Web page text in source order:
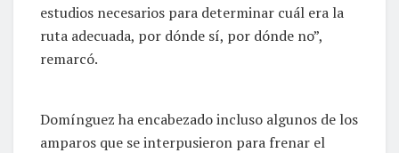
estudios necesarios para determinar cuál era la
ruta adecuada, por dónde sí, por dónde no”,
remarcó.
Domínguez ha encabezado incluso algunos de los
amparos que se interpusieron para frenar el